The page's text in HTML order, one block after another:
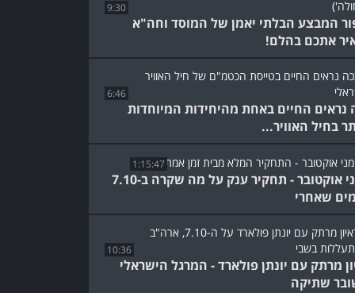
9:30
המבצע הבלתי יאמן של המוסד וחה"א
אתכם בהלם!
6:46
נראים החיים באחת מהיחידות המיוחדות
בחיל האוויר...
1:15:47
יומני אוקטובר - תחקיר ענק על מה שקרה ב-7.10
שאחרי
10:36
מרתק עם יונתן פולארד - המרגל הישראלי
שתיקה